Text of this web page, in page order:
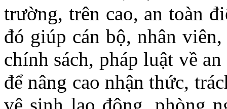
trường, trên cao, an toàn
đó giúp cán bộ, nhân
chính sách, pháp luật về
để nâng cao nhận thức,